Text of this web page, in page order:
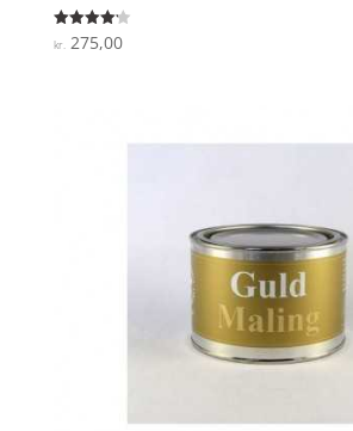
Vurderet
4.2
kr. 275,00